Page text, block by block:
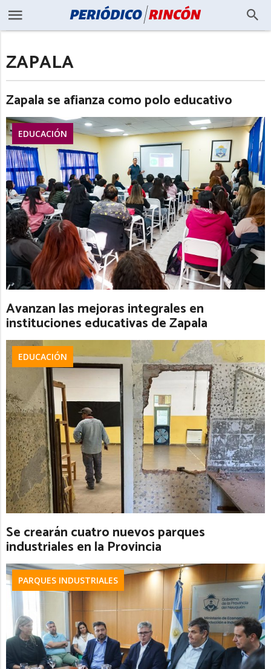
ZAPALA
Zapala se afianza como polo educativo
EDUCACIÓN
Avanzan las mejoras integrales en
instituciones educativas de Zapala
EDUCACIÓN
Se crearán cuatro nuevos parques
industriales en la Provincia
PARQUES INDUSTRIALES